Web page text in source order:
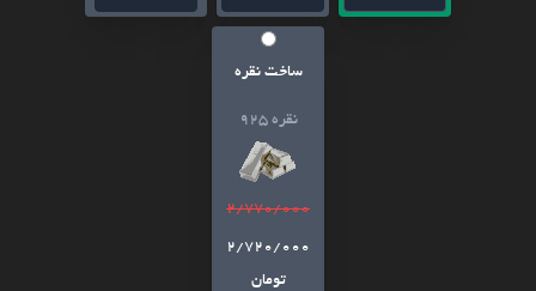
ساخت نقره
نقره 925
2/770/000
2/720/000
تومان